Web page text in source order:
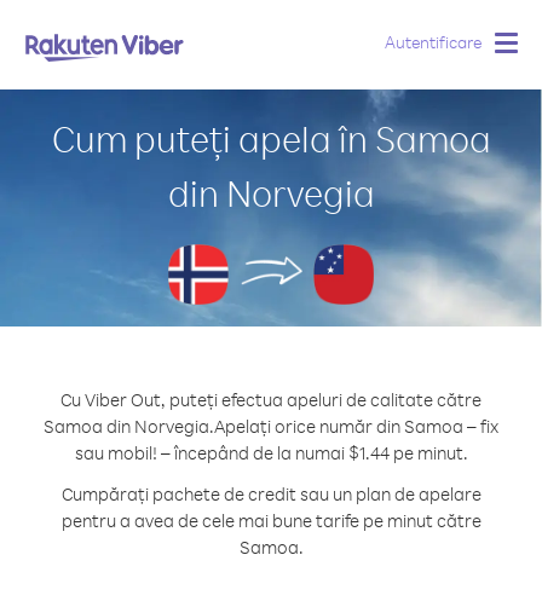
Autentificare
Cum puteți apela în Samoa
din Norvegia
Cu Viber Out, puteți efectua apeluri de calitate către
Samoa din Norvegia.Apelați orice număr din Samoa – fix
sau mobil! – începând de la numai $1.44 pe minut.
Cumpărați pachete de credit sau un plan de apelare
pentru a avea de cele mai bune tarife pe minut către
Samoa.